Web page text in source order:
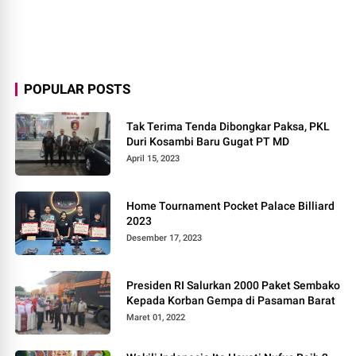
POPULAR POSTS
Tak Terima Tenda Dibongkar Paksa, PKL
Duri Kosambi Baru Gugat PT MD
April 15, 2023
Home Tournament Pocket Palace Billiard
2023
Desember 17, 2023
Presiden RI Salurkan 2000 Paket Sembako
Kepada Korban Gempa di Pasaman Barat
Maret 01, 2022